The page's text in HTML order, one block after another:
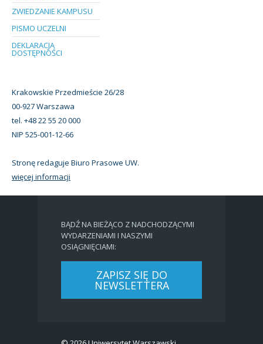
ZWIEDZANIE KAMPUSU
PISMO UCZELNI
DEKLARACJA
DOSTĘPNOŚCI
Krakowskie Przedmieście 26/28
00-927 Warszawa
tel. +48 22 55 20 000
NIP 525-001-12-66
Stronę redaguje Biuro Prasowe UW.
więcej informacji
BĄDŹ NA BIEŻĄCO Z NADCHODZĄCYMI
WYDARZENIAMI I NASZYMI
OSIĄGNIĘCIAMI:
ZAPISZ SIĘ DO
NEWSLETTERA